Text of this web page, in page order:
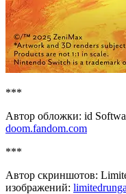
***
Автор обложки: id
doom.fandom.com
***
Автор скриншотов:
изображений: